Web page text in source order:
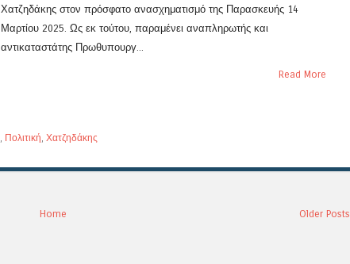
Χατζηδάκης στον πρόσφατο ανασχηματισμό της Παρασκευής 14
Μαρτίου 2025. Ως εκ τούτου, παραμένει αναπληρωτής και
αντικαταστάτης Πρωθυπουργ...
Read More
Πολιτική Χατζηδάκης
Older Posts
Home